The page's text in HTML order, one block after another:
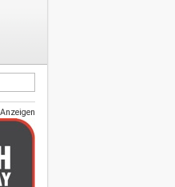
Anzeigen